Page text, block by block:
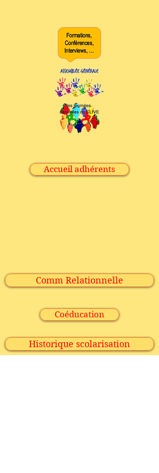
Accueil adhérents
Comm Relationnelle
Coéducation
Historique scolarisation